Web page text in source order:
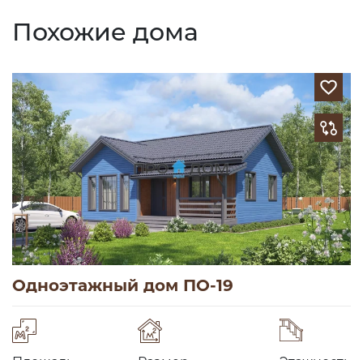
Похожие дома
Одноэтажный дом ПО-19